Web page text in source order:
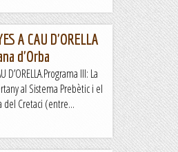
A CAU D'ORELLA
d'Orba
D’ORELLA.Programa III: La
al Sistema Prebètic i el
del Cretaci (entre...